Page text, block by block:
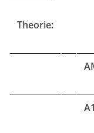
Theorie:
A1